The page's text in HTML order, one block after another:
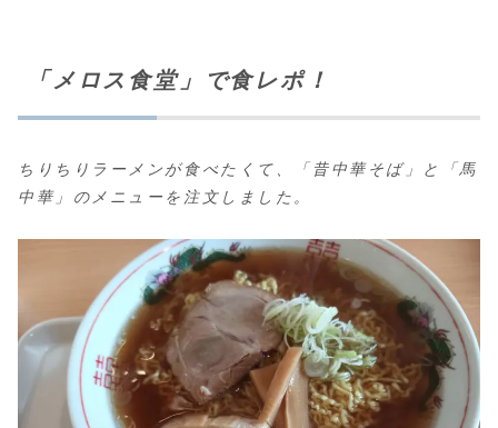
「メロス食堂」で食レポ！
ちりちりラーメンが食べたくて、「昔中華そば」と「馬
中華」のメニューを注文しました。